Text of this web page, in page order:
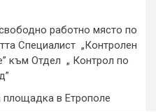
работно място по
Специалист „Контролен
към Отдел „ Контрол по
площадка в Етрополе